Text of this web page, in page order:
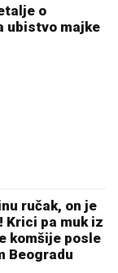
o
ubistvo majke
ručak, on je
Krici pa muk iz
komšije posle
Beogradu